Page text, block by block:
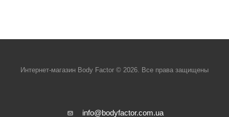
Интернет-магазин Body Factor © 2026. Все права защищены
info@bodyfactor.com.ua